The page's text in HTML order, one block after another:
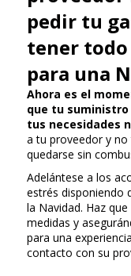
pedir tu
tener todo
para una
Ahora es el
que tu
tus necesidades
a tu proveedor y
quedarse sin
Adelántese a los
estrés disponiendo
la Navidad. Haz
medidas y
para una
contacto con su